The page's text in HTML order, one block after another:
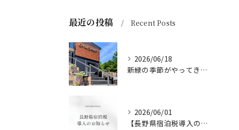
最近の投稿 Recent Posts
2026/06/18
新緑の季節がやってきました
2026/06/01
【長野県宿泊税導入のお知らせ】